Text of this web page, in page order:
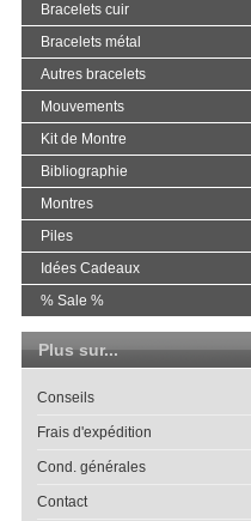
Bracelets cuir
Bracelets métal
Autres bracelets
Mouvements
Kit de Montre
Bibliographie
Montres
Piles
Idées Cadeaux
% Sale %
Plus sur...
Conseils
Frais d'expédition
Cond. générales
Contact